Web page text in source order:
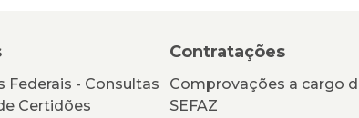
Federais - Consultas
Certidões
Contratações
Comprovações a cargo
SEFAZ